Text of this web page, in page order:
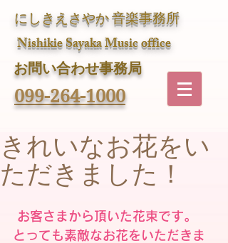
にしきえさやか 音楽事務所
Nishikie Sayaka Music office
​お問い合わせ事務局
099-264-1000
きれいなお花をい
ただきました！
お客さまから頂いた花束です。
とっても素敵なお花をいただきま